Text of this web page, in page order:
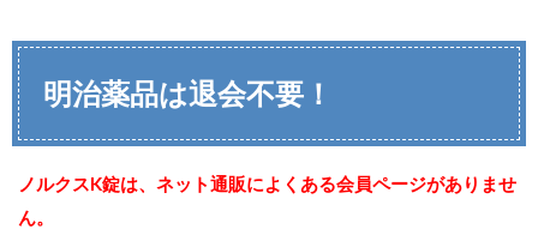
明治薬品は退会不要！
ノルクスK錠は、ネット通販によくある会員ページがありませ
ん。